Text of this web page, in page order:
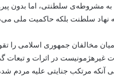
مشروطه‌ی سلطنتی، اما بدون
نه نهاد سلطنت بلکه حاکمیت ملی
مخالفان جمهوری اسلامی را
غیرهژمونیست در اثرات و تبعات
آنکه مرتکب جنایتی علیه مردم